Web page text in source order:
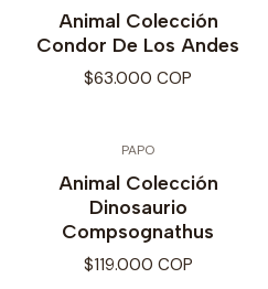
Animal Colección
Condor De Los Andes
$63.000 COP
PAPO
Animal Colección
Dinosaurio
Compsognathus
$119.000 COP